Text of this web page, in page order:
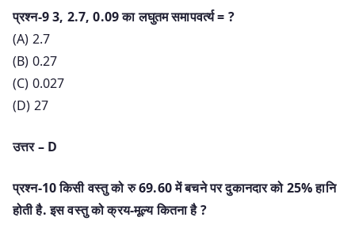
प्रश्न-9 3, 2.7, 0.09 का लघुतम समापवर्त्य = ?
(A) 2.7
(B) 0.27
(C) 0.027
(D) 27
उत्तर – D
प्रश्न-10 किसी वस्तु को रु 69.60 में बचने पर दुकानदार को 25% हानि
होती है. इस वस्तु को क्रय-मूल्य कितना है ?